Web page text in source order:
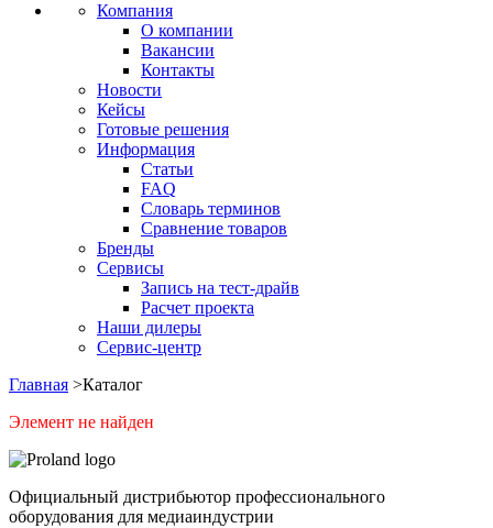
Компания
О компании
Вакансии
Контакты
Новости
Кейсы
Готовые решения
Информация
Статьи
FAQ
Словарь терминов
Сравнение товаров
Бренды
Сервисы
Запись на тест-драйв
Расчет проекта
Наши дилеры
Сервис-центр
Главная >Каталог
Элемент не найден
Официальный дистрибьютор профессионального
оборудования для медиаиндустрии